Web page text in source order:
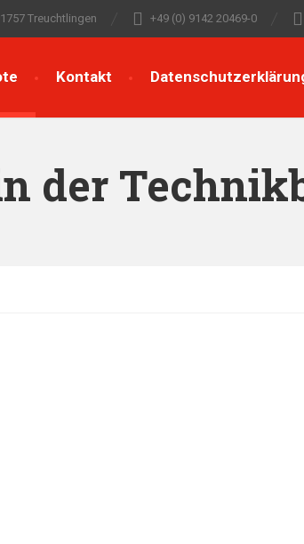
Treuchtlingen +49 (0) 9142 20469-0
Kontakt
der